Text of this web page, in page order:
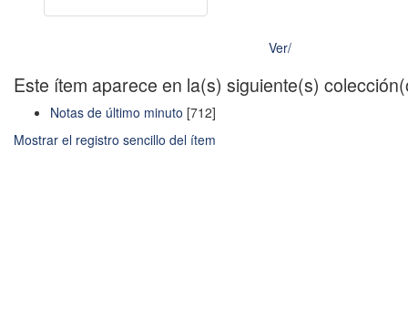
Ver/
Este ítem aparece en la(s) siguiente(s)
Notas de último minuto [712]
Mostrar el registro sencillo del ítem